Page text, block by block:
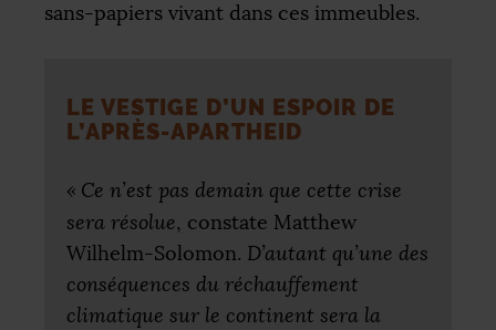
sans-papiers vivant dans ces immeubles.
LE VESTIGE D’UN ESPOIR DE
L’APRÈS-APARTHEID
« Ce n’est pas demain que cette crise
sera résolue, constate Matthew
Wilhelm-Solomon. D’autant qu’une des
conséquences du réchauffement
climatique sur le continent sera la